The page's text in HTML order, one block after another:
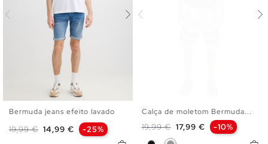
36 38 40 42 44
48
Bermuda jeans efeito lavado
Preço normal
19,99 € Preço
14,99 € -25%
L XL
Calça de moletom Bermuda...
Preço normal
19,99 € Preço
17,99 € -10%
PretoCinza Melange